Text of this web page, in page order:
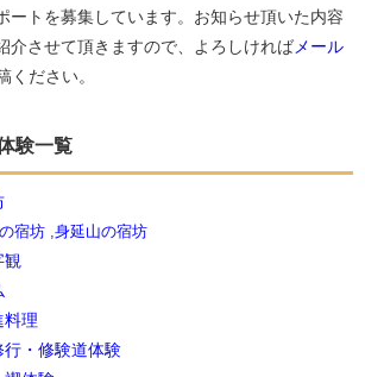
ートを募集しています。お知らせ頂いた内容
介させて頂きますので、よろしければメール
ください。
験一覧
宿坊 ,身延山の宿坊
観
料理
・修験道体験